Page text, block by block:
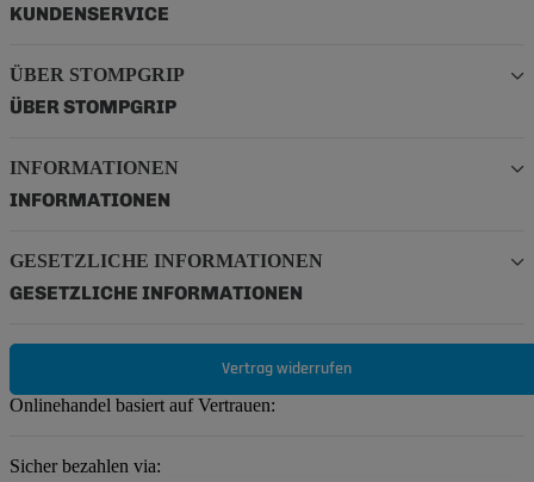
KUNDENSERVICE
ÜBER STOMPGRIP
ÜBER STOMPGRIP
INFORMATIONEN
INFORMATIONEN
GESETZLICHE INFORMATIONEN
GESETZLICHE INFORMATIONEN
Vertrag widerrufen
Onlinehandel basiert auf Vertrauen:
Sicher bezahlen via: